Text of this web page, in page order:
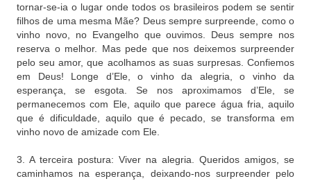
tornar-se-ia o lugar onde todos os brasileiros podem se sentir
filhos de uma mesma Mãe? Deus sempre surpreende, como o
vinho novo, no Evangelho que ouvimos. Deus sempre nos
reserva o melhor. Mas pede que nos deixemos surpreender
pelo seu amor, que acolhamos as suas surpresas. Confiemos
em Deus! Longe d’Ele, o vinho da alegria, o vinho da
esperança, se esgota. Se nos aproximamos d’Ele, se
permanecemos com Ele, aquilo que parece água fria, aquilo
que é dificuldade, aquilo que é pecado, se transforma em
vinho novo de amizade com Ele.
3. A terceira postura: Viver na alegria. Queridos amigos, se
caminhamos na esperança, deixando-nos surpreender pelo